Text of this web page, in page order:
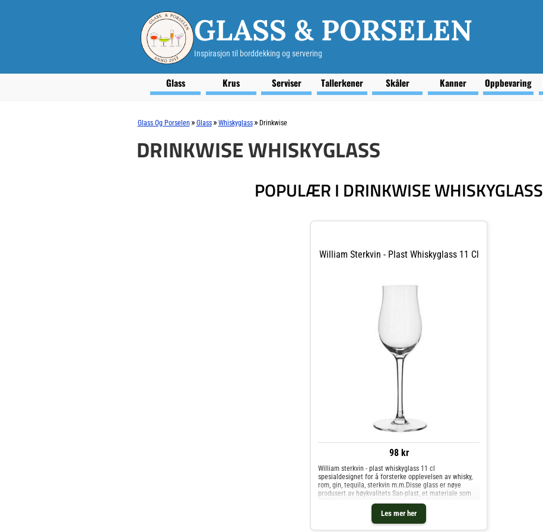
GLASS & PORSELEN
Inspirasjon til borddekking og servering
Glass Krus Serviser Tallerkener Skåler Kanner Oppbevaring
Glass Og Porselen » Glass » Whiskyglass » Drinkwise
DRINKWISE WHISKYGLASS
POPULÆR I DRINKWISE WHISKYGLASS
William Sterkvin - Plast Whiskyglass 11 Cl
98 kr
Les mer her
William sterkvin - plast whiskyglass 11 cl
spesialdesignet for å forsterke opplevelsen av whisky,
rom, gin, tequila, sterkvin m.m.Disse glass er nøye
produsert av høykvalitets San-plast, et materiale som
ikke bare garanterer eksepsjonell holdbarhet og
motstand mot riper og støt, men som også er lett å ta
vare på. Dette gjør dem ideelle for både uformelle
kvelder hjemme og mer utkledde sosiale